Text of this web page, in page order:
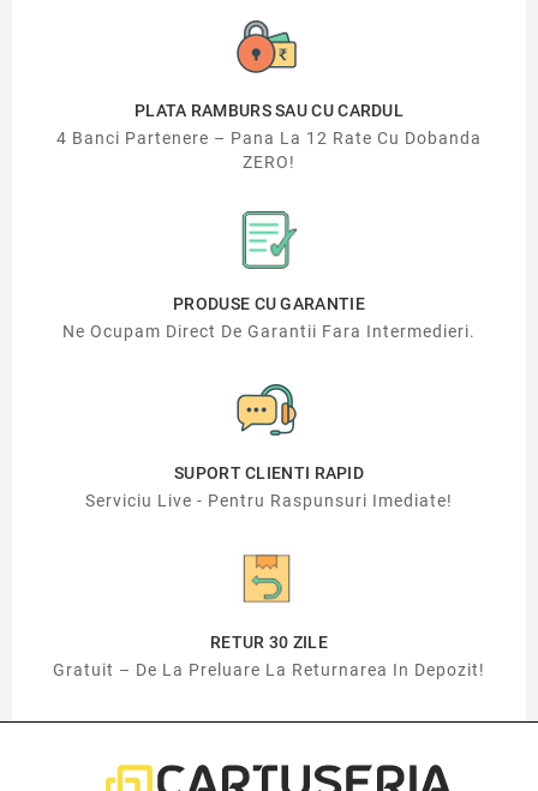
PLATA RAMBURS SAU CU CARDUL
4 Banci Partenere – Pana La 12 Rate Cu Dobanda
ZERO!
PRODUSE CU GARANTIE
Ne Ocupam Direct De Garantii Fara Intermedieri.
SUPORT CLIENTI RAPID
Serviciu Live - Pentru Raspunsuri Imediate!
RETUR 30 ZILE
Gratuit – De La Preluare La Returnarea In Depozit!